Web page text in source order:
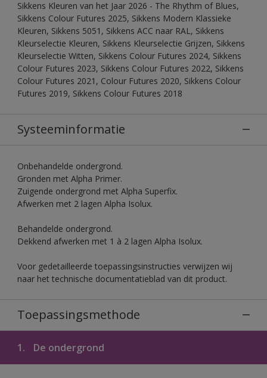
Sikkens Kleuren van het Jaar 2026 - The Rhythm of Blues,
Sikkens Colour Futures 2025, Sikkens Modern Klassieke
Kleuren, Sikkens 5051, Sikkens ACC naar RAL, Sikkens
Kleurselectie Kleuren, Sikkens Kleurselectie Grijzen, Sikkens
Kleurselectie Witten, Sikkens Colour Futures 2024, Sikkens
Colour Futures 2023, Sikkens Colour Futures 2022, Sikkens
Colour Futures 2021, Colour Futures 2020, Sikkens Colour
Futures 2019, Sikkens Colour Futures 2018
Systeeminformatie
Onbehandelde ondergrond.
Gronden met Alpha Primer.
Zuigende ondergrond met Alpha Superfix.
Afwerken met 2 lagen Alpha Isolux.
Behandelde ondergrond.
Dekkend afwerken met 1 à 2 lagen Alpha Isolux.
Voor gedetailleerde toepassingsinstructies verwijzen wij
naar het technische documentatieblad van dit product.
Toepassingsmethode
1. De ondergrond